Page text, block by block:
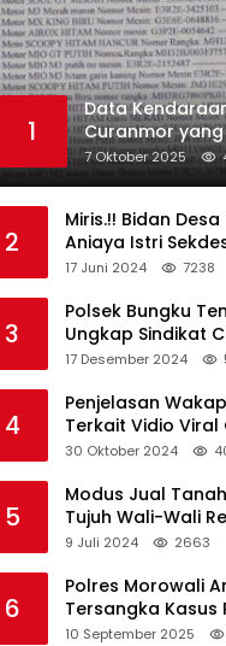
1
Data
Curanmor
oleh Polres
7 Oktober 2025
2
Miris.!! Bidan
Aniaya Istri
17 Juni 2024 7238
3
Polsek Bungku
Ungkap Sindikat
Terduga Pelaku
17 Desember 2024
4
Penjelasan
Terkait Vidio Viral
Dikerumuni Warga
30 Oktober 2024
5
Modus Jual
Tujuh Wali-Wali
di Polres Kendari
9 Juli 2024 2663
6
Polres Morowali
Tersangka Kasus
WNA di Desa
10 September 2025